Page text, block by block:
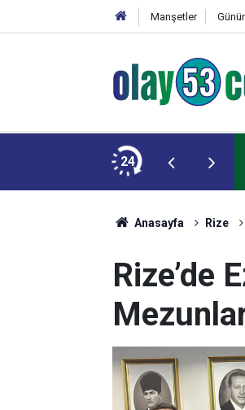
Manşetler
24
gözüne bakamayacağımız işlerin
Anasayfa Rize
Rize’de